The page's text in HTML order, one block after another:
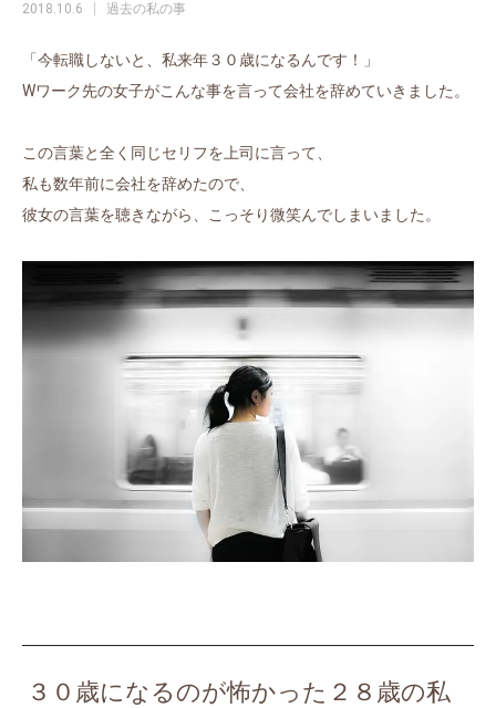
2018.10.6 過去の私の事
「今転職しないと、私来年３０歳になるんです！」
Wワーク先の女子がこんな事を言って会社を辞めていきました。
この言葉と全く同じセリフを上司に言って、
私も数年前に会社を辞めたので、
彼女の言葉を聴きながら、こっそり微笑んでしまいました。
３０歳になるのが怖かった２８歳の私